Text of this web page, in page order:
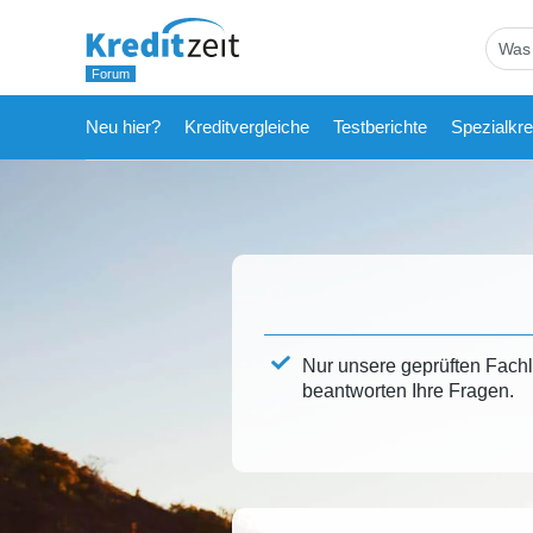
Neu hier? Kreditvergleiche Testberichte
Nur unsere geprüften
beantworten Ihre Fragen.